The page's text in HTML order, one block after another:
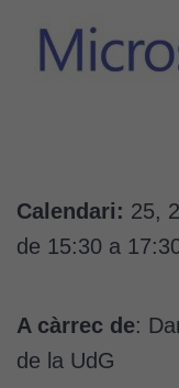
Calendari: 25,
de 15:30 a
A càrrec de:
de la UdG